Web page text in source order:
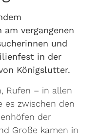
vergangenen
und
in der
Königslutter.
Rufen – in allen
es zwischen den
der
Große kamen in